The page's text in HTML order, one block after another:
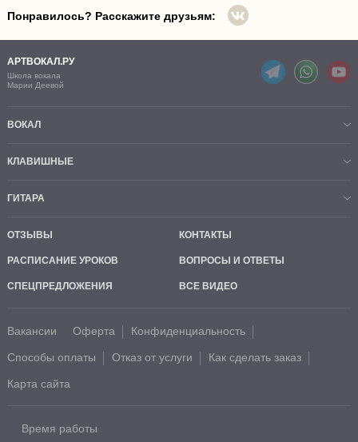
Понравилось? Расскажите друзьям:
АРТВОКАЛ.РУ
Школа вокала
Марии Деевой
ВОКАЛ
КЛАВИШНЫЕ
ГИТАРА
ОТЗЫВЫ КОНТАКТЫ
РАСПИСАНИЕ УРОКОВ ВОПРОСЫ И ОТВЕТЫ
СПЕЦПРЕДЛОЖЕНИЯ ВСЕ ВИДЕО
Вакансии Оферта Конфиденциальность
Способы оплаты Отказ от услуги Как сделать заказ
Карта сайта
Время работы